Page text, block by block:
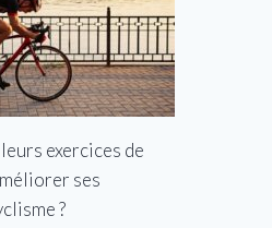
exercices de
ses
?